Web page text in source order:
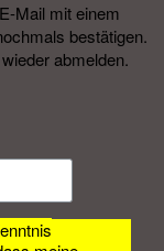
Mail mit einem
bestätigen.
abmelden.​